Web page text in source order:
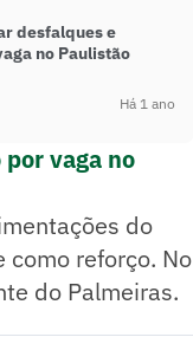
desfalques e
no Paulistão
Há 1 ano
vaga no
do
como reforço. No
do Palmeiras.